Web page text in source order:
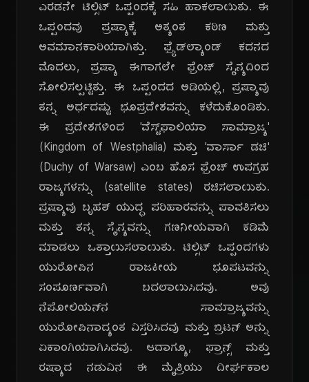
ಎರಡನೇ ಟಿಲ್ಸಿಟ್ ಒಪ್ಪಂದಕ್ಕೆ ಸಹಿ ಹಾಕಲಾಯಿತು. ಈ
ಒಪ್ಪಂದವು ಪ್ರಷ್ಯಾಕ್ಕೆ ಅತ್ಯಂತ ಕಠಿಣ ಮತ್ತು
ಅವಮಾನಕಾರಿಯಾಗಿತ್ತು. ಫ್ರೈಡ್‌ಲ್ಯಾಂಡ್ ಕದನದ
ಮೊದಲು, ಪ್ರಷ್ಯಾ ಈಗಾಗಲೇ ಫ್ರೆಂಚ್ ಸೈನ್ಯದಿಂದ
ಸೋಲಿಸಲ್ಪಟ್ಟಿತ್ತು. ಈ ಒಪ್ಪಂದದ ಅಡಿಯಲ್ಲಿ, ಪ್ರಷ್ಯಾವು
ತನ್ನ ಅರ್ಧದಷ್ಟು ಭೂಪ್ರದೇಶವನ್ನು ಕಳೆದುಕೊಂಡಿತು.
ಈ ಪ್ರದೇಶಗಳಿಂದ 'ವೆಸ್ಟ್‌ಫಾಲಿಯಾ ಸಾಮ್ರಾಜ್ಯ'
(Kingdom of Westphalia) ಮತ್ತು 'ವಾರ್ಸಾ ಡಚಿ'
(Duchy of Warsaw) ಎಂಬ ಹೊಸ ಫ್ರೆಂಚ್ ಉಪಗ್ರಹ
ರಾಜ್ಯಗಳನ್ನು (satellite states) ರಚಿಸಲಾಯಿತು.
ಪ್ರಷ್ಯಾವು ಬೃಹತ್ ಯುದ್ಧ ಪರಿಹಾರವನ್ನು ಪಾವತಿಸಲು
ಮತ್ತು ತನ್ನ ಸೈನ್ಯವನ್ನು ಗಣನೀಯವಾಗಿ ಕಡಿಮೆ
ಮಾಡಲು ಒತ್ತಾಯಿಸಲಾಯಿತು. ಟಿಲ್ಸಿಟ್ ಒಪ್ಪಂದಗಳು
ಯುರೋಪಿನ ರಾಜಕೀಯ ಭೂಪಟವನ್ನು
ಸಂಪೂರ್ಣವಾಗಿ ಬದಲಾಯಿಸಿದವು. ಅವು
ನೆಪೋಲಿಯನ್‌ನ ಸಾಮ್ರಾಜ್ಯವನ್ನು
ಯುರೋಪಿನಾದ್ಯಂತ ವಿಸ್ತರಿಸಿದವು ಮತ್ತು ಬ್ರಿಟನ್ ಅನ್ನು
ಏಕಾಂಗಿಯಾಗಿಸಿದವು. ಆದಾಗ್ಯೂ, ಫ್ರಾನ್ಸ್ ಮತ್ತು
ರಷ್ಯಾದ ನಡುವಿನ ಈ ಮೈತ್ರಿಯು ದೀರ್ಘಕಾಲ